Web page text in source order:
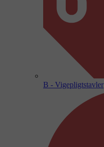
B - Vigepligtstavler